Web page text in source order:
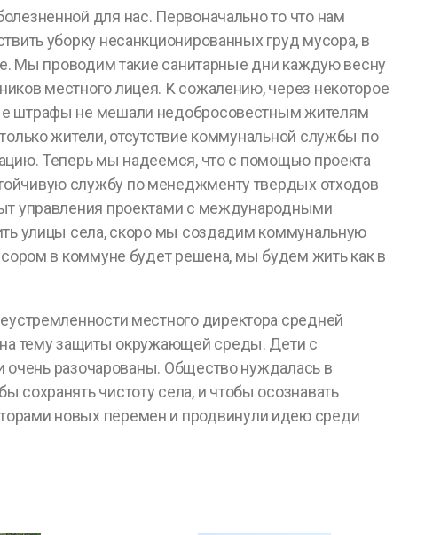
для нас. Первоначально то что нам
уборку несанкционированных груд мусора, в
Мы проводим такие санитарные дни каждую весну
местного лицея. К сожалению, через некоторое
штрафы не мешали недобросовестным жителям
жители, отсутствие коммунальной службы по
Теперь мы надеемся, что с помощью проекта
службу по менеджменту твердых отходов
управления проектами с международными
улицы села, скоро мы создадим коммунальную
в коммуне будет решена, мы будем жить как в
местного директора средней
тему защиты окружающей среды. Дети с
очень разочарованы. Общество нуждалась в
сохранять чистоту села, и чтобы осознавать
новых перемен и продвинули идею среди